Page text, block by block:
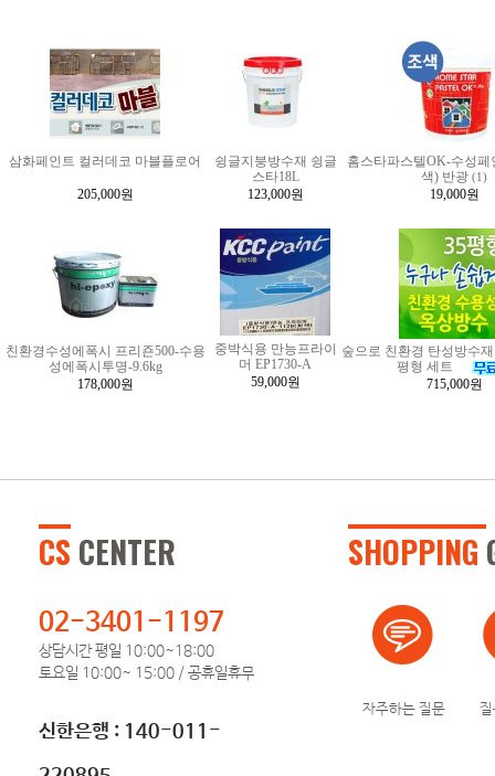
삼화페인트 컬러데코 마블플로어
205,000원
슁글지붕방수재 슁글
스타18L
123,000원
홈스타파스텔OK-수성페
색) 반광 (1)
19,000원
친환경수성에폭시 프리죤500-수용
성에폭시투명-9.6kg
178,000원
중박식용 만능프라이
머 EP1730-A
59,000원
숲으로 친환경 탄성방수
평형 세트
715,000원
CS CENTER
02-3401-1197
상담시간 평일 10:00~18:00
토요일 10:00~ 15:00 / 공휴일휴무
신한은행 : 140-011-
SHOPPING
자주하는 질문